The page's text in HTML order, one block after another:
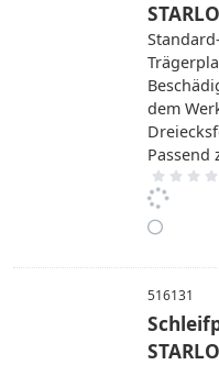
dem
516131